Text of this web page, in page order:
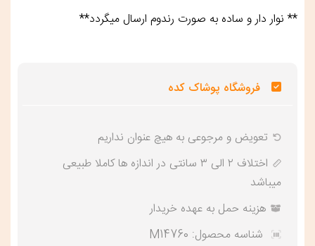
** نوار دار و ساده به صورت رندوم ارسال میگردد**
فروشگاه پوشاک کده
تعویض و‌ مرجوعی به هیچ عنوان نداریم
اختلاف ۲ الی ۳ سانتی در اندازه ها کاملا طبیعی
میباشد
هزینه حمل به عهده خریدار
شناسه محصول: M14760